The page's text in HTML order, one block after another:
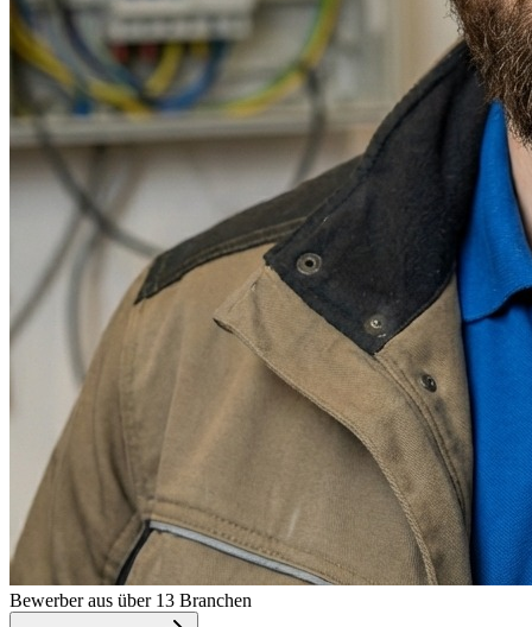
Bewerber aus über 13 Branchen